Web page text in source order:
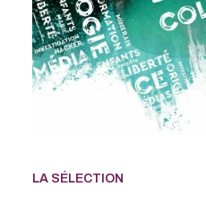
LA SÉLECTION